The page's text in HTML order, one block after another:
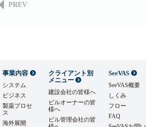
PREV
事業内容
システム
ビジネス
製薬プロセ
ス
海外展開
クライアント別
メニュー
建設会社の皆様へ
ビルオーナーの皆
様へ
ビル管理会社の皆
SeeVAS
SeeVAS概要
しくみ
フロー
FAQ